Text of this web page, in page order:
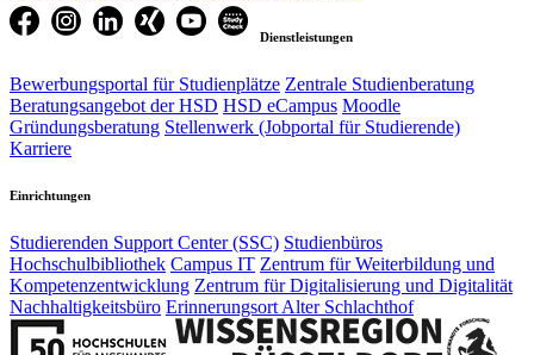
Dienstleistungen
Bewerbungsportal für Studienplätze Zentrale Studienberatung
Beratungsangebot der HSD HSD eCampus Moodle
Gründungsberatung Stellenwerk (Jobportal für Studierende)
Karriere
Einrichtungen
Studierenden Support Center (SSC) Studienbüros
Hochschulbibliothek Campus IT Zentrum für Weiterbildung und
Kompetenzentwicklung Zentrum für Digitalisierung und Digitalität
Nachhaltigkeitsbüro Erinnerungsort Alter Schlachthof